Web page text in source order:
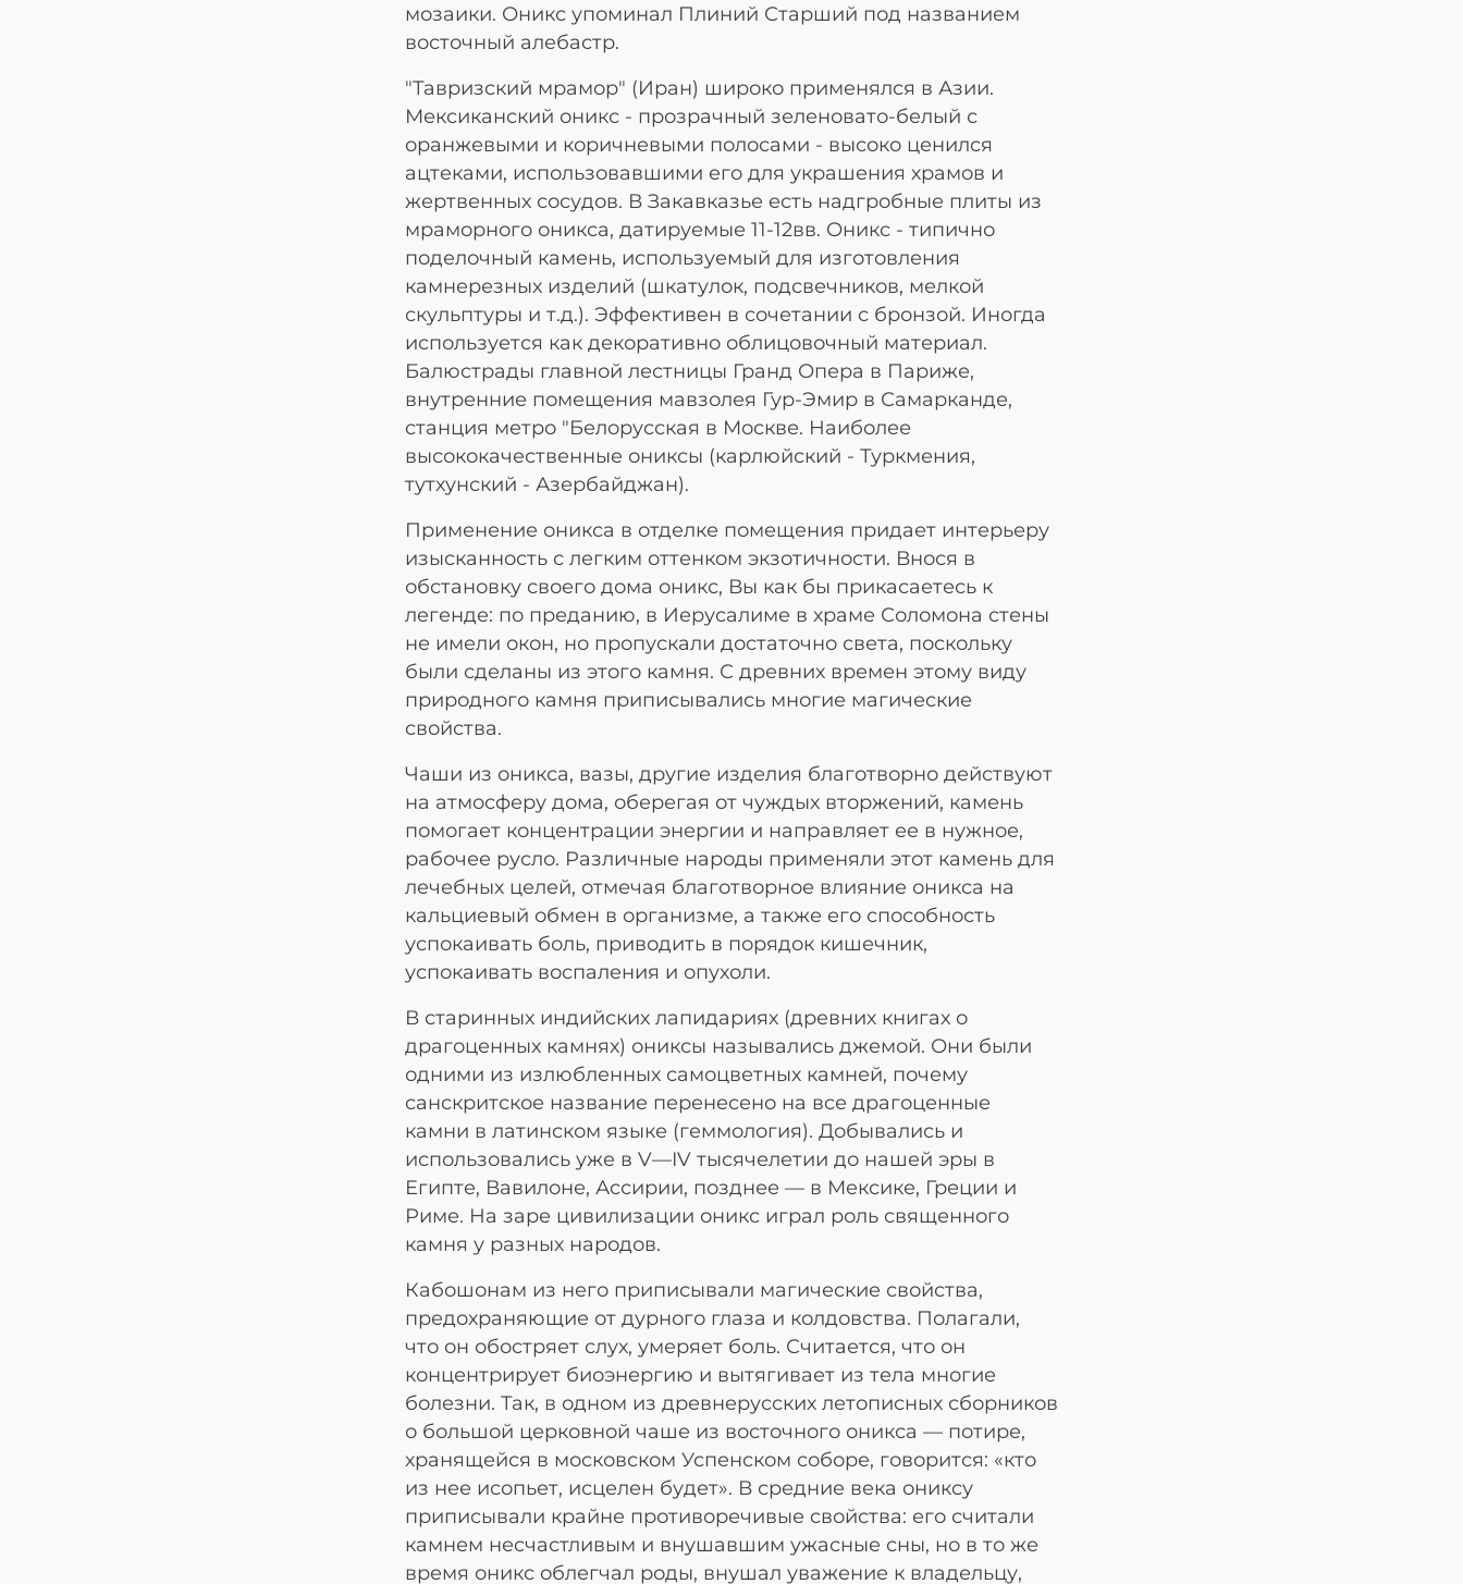
мозаики. Оникс упоминал Плиний Старший под названием
восточный алебастр.
"Тавризский мрамор" (Иран) широко применялся в Азии.
Мексиканский оникс - прозрачный зеленовато-белый с
оранжевыми и коричневыми полосами - высоко ценился
ацтеками, использовавшими его для украшения храмов и
жертвенных сосудов. В Закавказье есть надгробные плиты из
мраморного оникса, датируемые 11-12вв. Оникс - типично
поделочный камень, используемый для изготовления
камнерезных изделий (шкатулок, подсвечников, мелкой
скульптуры и т.д.). Эффективен в сочетании с бронзой. Иногда
используется как декоративно облицовочный материал.
Балюстрады главной лестницы Гранд Опера в Париже,
внутренние помещения мавзолея Гур-Эмир в Самарканде,
станция метро "Белорусская в Москве. Наиболее
высококачественные ониксы (карлюйский - Туркмения,
тутхунский - Азербайджан).
Применение оникса в отделке помещения придает интерьеру
изысканность с легким оттенком экзотичности. Внося в
обстановку своего дома оникс, Вы как бы прикасаетесь к
легенде: по преданию, в Иерусалиме в храме Соломона стены
не имели окон, но пропускали достаточно света, поскольку
были сделаны из этого камня. С древних времен этому виду
природного камня приписывались многие магические
свойства.
Чаши из оникса, вазы, другие изделия благотворно действуют
на атмосферу дома, оберегая от чуждых вторжений, камень
помогает концентрации энергии и направляет ее в нужное,
рабочее русло. Различные народы применяли этот камень для
лечебных целей, отмечая благотворное влияние оникса на
кальциевый обмен в организме, а также его способность
успокаивать боль, приводить в порядок кишечник,
успокаивать воспаления и опухоли.
В старинных индийских лапидариях (древних книгах о
драгоценных камнях) ониксы назывались джемой. Они были
одними из излюбленных самоцветных камней, почему
санскритское название перенесено на все драгоценные
камни в латинском языке (геммология). Добывались и
использовались уже в V—IV тысячелетии до нашей эры в
Египте, Вавилоне, Ассирии, позднее — в Мексике, Греции и
Риме. На заре цивилизации оникс играл роль священного
камня у разных народов.
Кабошонам из него приписывали магические свойства,
предохраняющие от дурного глаза и колдовства. Полагали,
что он обостряет слух, умеряет боль. Считается, что он
концентрирует биоэнергию и вытягивает из тела многие
болезни. Так, в одном из древнерусских летописных сборников
о большой церковной чаше из восточного оникса — потире,
хранящейся в московском Успенском соборе, говорится: «кто
из нее исопьет, исцелен будет». В средние века ониксу
приписывали крайне противоречивые свойства: его считали
камнем несчастливым и внушавшим ужасные сны, но в то же
время оникс облегчал роды, внушал уважение к владельцу,